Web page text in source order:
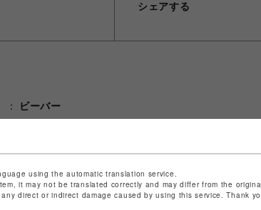
シェアする
ビーバー
など法令に基づく表記はこちら
い合わせは こちら
using the automatic translation service.
it may not be translated correctly and may differ from the
direct or indirect damage caused by using this service. Thank